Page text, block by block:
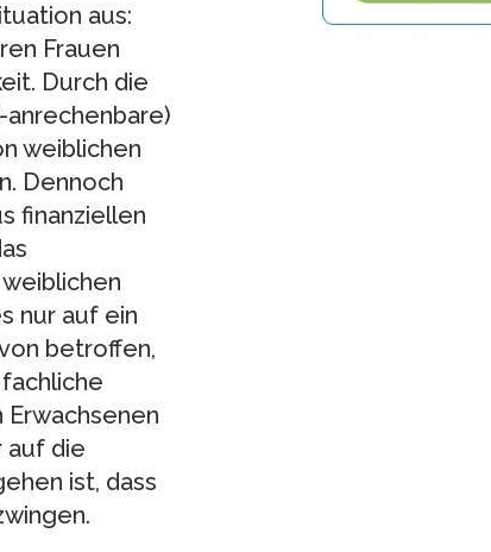
aus:
Frauen
Durch die
weiblichen
Dennoch
finanziellen
nur auf ein
betroffen,
Erwachsenen
auf die
ist, dass